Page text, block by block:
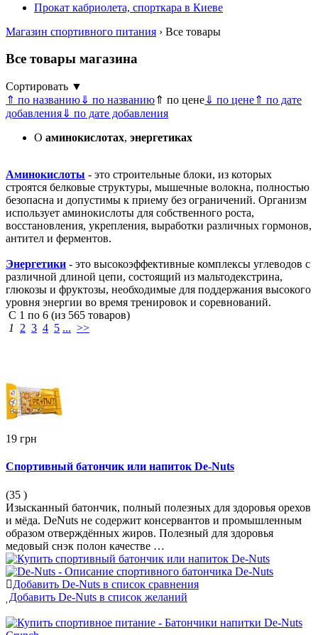
Прокат кабриолета, спорткара в Киеве
Магазин спортивного питания › Все товары
Все товары магазина
Сортировать ▼
⇑ по названию⇓ по названию⇑ по цене⇓ по цене⇑ по дате
добавления⇓ по дате добавления
О аминокислотах, энергетиках
Аминокислоты - это строительные блоки, из которых
строятся белковые структуры, мышечные волокна, полностью
безопасна и допустимы к приему без ограничений. Организм
использует аминокислоты для собственного роста,
восстановления, укрепления, выработки различных гормонов,
антител и ферментов.
Энергетики - это высокоэффективные комплексы углеводов с
различной длиной цепи, состоящий из мальтодекстрина,
глюкозы и фруктозы, необходимые для поддержания высокого
уровня энергии во время тренировок и соревнований.
С 1 по 6 (из 565 товаров)
1
2 3 4 5 ... >>
19 грн
Спортивный батончик или напиток De-Nuts
(35 )
Изысканный батончик, полный полезных для здоровья орехов
и мёда. DeNuts не содержит консервантов и промышленным
образом отверждённых жиров. Полезный для здоровья
медовый снэк полон качестве …
Добавить De-Nuts в список сравнения
Добавить De-Nuts в список желаний